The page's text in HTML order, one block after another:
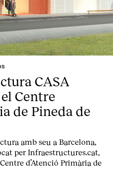
CASA
Centre
de Pineda de
amb seu a Barcelona,
per Infraestructures.cat,
d’Atenció Primària de